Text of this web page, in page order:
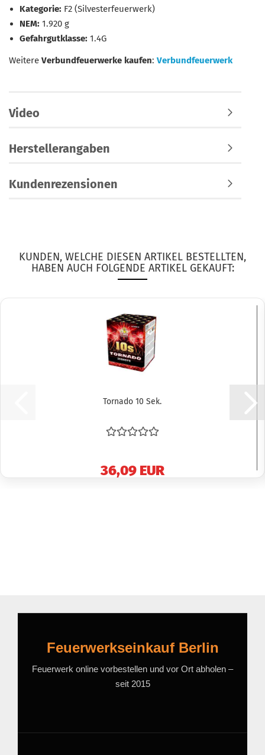
Kategorie: F2 (Silvesterfeuerwerk)
NEM: 1.920 g
Gefahrgutklasse: 1.4G
Weitere Verbundfeuerwerke kaufen: Verbundfeuerwerk
Video
Herstellerangaben
Kundenrezensionen
KUNDEN, WELCHE DIESEN ARTIKEL BESTELLTEN,
HABEN AUCH FOLGENDE ARTIKEL GEKAUFT:
Tornado 10 Sek.
36,09 EUR
Feuerwerkseinkauf Berlin
Feuerwerk online vorbestellen und vor Ort abholen –
seit 2015